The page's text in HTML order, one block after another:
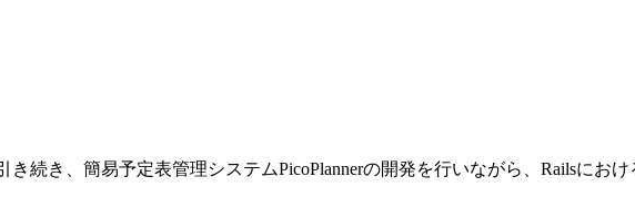
続き、簡易予定表管理システムPicoPlannerの開発を行いながら、Railsにお